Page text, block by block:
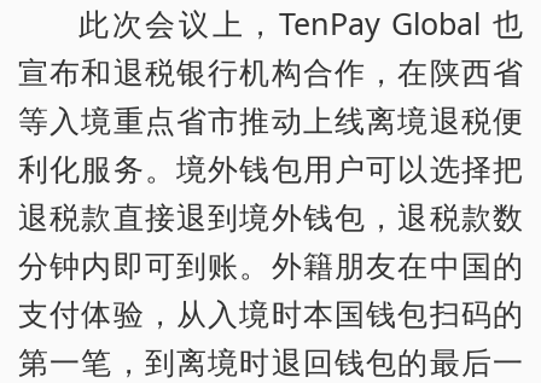
此次会议上，TenPay Global 也
宣布和退税银行机构合作，在陕西省
等入境重点省市推动上线离境退税便
利化服务。境外钱包用户可以选择把
退税款直接退到境外钱包，退税款数
分钟内即可到账。外籍朋友在中国的
支付体验，从入境时本国钱包扫码的
第一笔，到离境时退回钱包的最后一